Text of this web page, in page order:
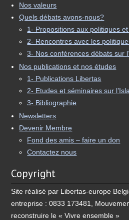
Nos valeurs
Quels débats avons-nous?
1- Propositions aux politiques
2- Rencontres avec les
3- Nos conférences débats sur
Nos publications et nos études
1- Publications Libertas
2- Etudes et séminaires sur
3- Bibliographie
Newsletters
Devenir Membre
Fond des amis – faire un don
Contactez nous
Copyright
Site réalisé par Libertas-europe
entreprise : 0833 173481,
reconstruire le « Vivre ensemble »